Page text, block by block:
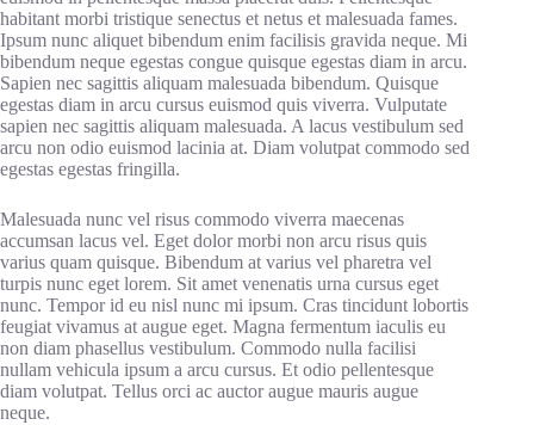
habitant morbi tristique senectus et netus et malesuada fames.
Ipsum nunc aliquet bibendum enim facilisis gravida neque. Mi
bibendum neque egestas congue quisque egestas diam in arcu.
Sapien nec sagittis aliquam malesuada bibendum. Quisque
egestas diam in arcu cursus euismod quis viverra. Vulputate
sapien nec sagittis aliquam malesuada. A lacus vestibulum sed
arcu non odio euismod lacinia at. Diam volutpat commodo sed
egestas egestas fringilla.
Malesuada nunc vel risus commodo viverra maecenas
accumsan lacus vel. Eget dolor morbi non arcu risus quis
varius quam quisque. Bibendum at varius vel pharetra vel
turpis nunc eget lorem. Sit amet venenatis urna cursus eget
nunc. Tempor id eu nisl nunc mi ipsum. Cras tincidunt lobortis
feugiat vivamus at augue eget. Magna fermentum iaculis eu
non diam phasellus vestibulum. Commodo nulla facilisi
nullam vehicula ipsum a arcu cursus. Et odio pellentesque
diam volutpat. Tellus orci ac auctor augue mauris augue
neque.